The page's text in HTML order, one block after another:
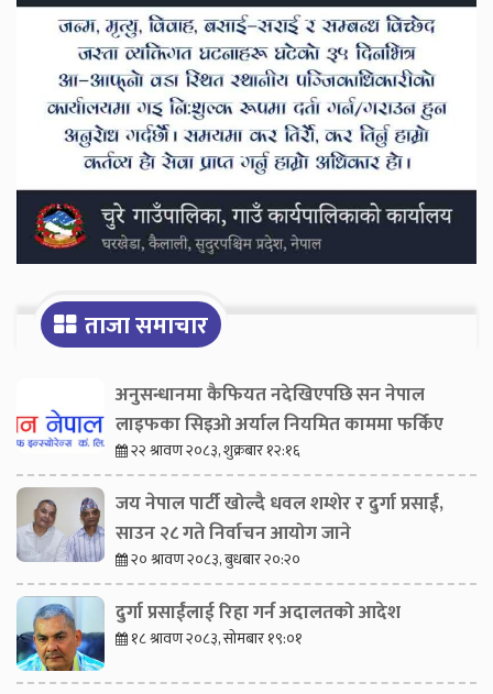
ताजा समाचार
अनुसन्धानमा कैफियत नदेखिएपछि सन नेपाल
लाइफका सिइओ अर्याल नियमित काममा फर्किए
२२ श्रावण २०८३, शुक्रबार १२:१६
जय नेपाल पार्टी खोल्दै धवल शम्शेर र दुर्गा प्रसाईं,
साउन २८ गते निर्वाचन आयोग जाने
२० श्रावण २०८३, बुधबार २०:२०
दुर्गा प्रसाईंलाई रिहा गर्न अदालतको आदेश
१८ श्रावण २०८३, सोमबार १९:०१